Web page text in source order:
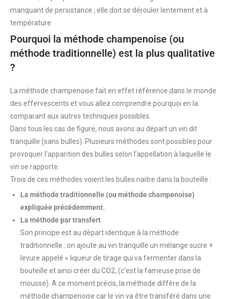
manquant de persistance ; elle doit se dérouler lentement et à
température
Pourquoi la méthode champenoise (ou
méthode traditionnelle) est la plus qualitative
?
La méthode champenoise fait en effet référence dans le monde
des effervescents et vous allez comprendre pourquoi en la
comparant aux autres techniques possibles.
Dans tous les cas de figure, nous avons au départ un vin dit
tranquille (sans bulles). Plusieurs méthodes sont possibles pour
provoquer l’apparition des bulles selon l’appellation à laquelle le
vin se rapporte.
Trois de ces méthodes voient les bulles naitre dans la bouteille :
La méthode traditionnelle (ou méthode champenoise)
expliquée précédemment.
La méthode par transfert
Son principe est au départ identique à la méthode
traditionnelle : on ajoute au vin tranquille un mélange sucre +
levure appelé « liqueur de tirage qui va fermenter dans la
bouteille et ainsi créer du CO2, (c’est la fameuse prise de
mousse). A ce moment précis, la méthode diffère de la
méthode champenoise car le vin va être transféré dans une